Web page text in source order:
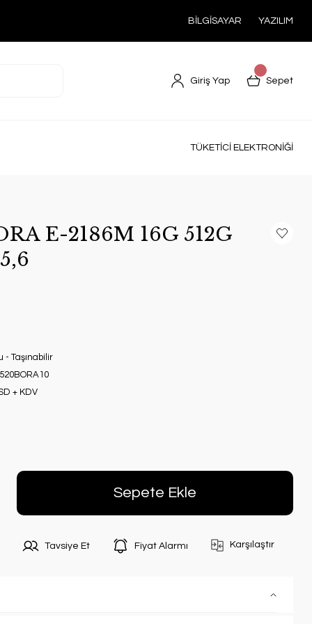
BİLGİSAYAR YAZILIM
Giriş Yap Sepet
TÜKETİCİ ELEKTRONİĞİ
E-2186M 16G 512G
- Taşınabilir
+ KDV
Sepete Ekle
Tavsiye Et Fiyat Alarmı Karşılaştır